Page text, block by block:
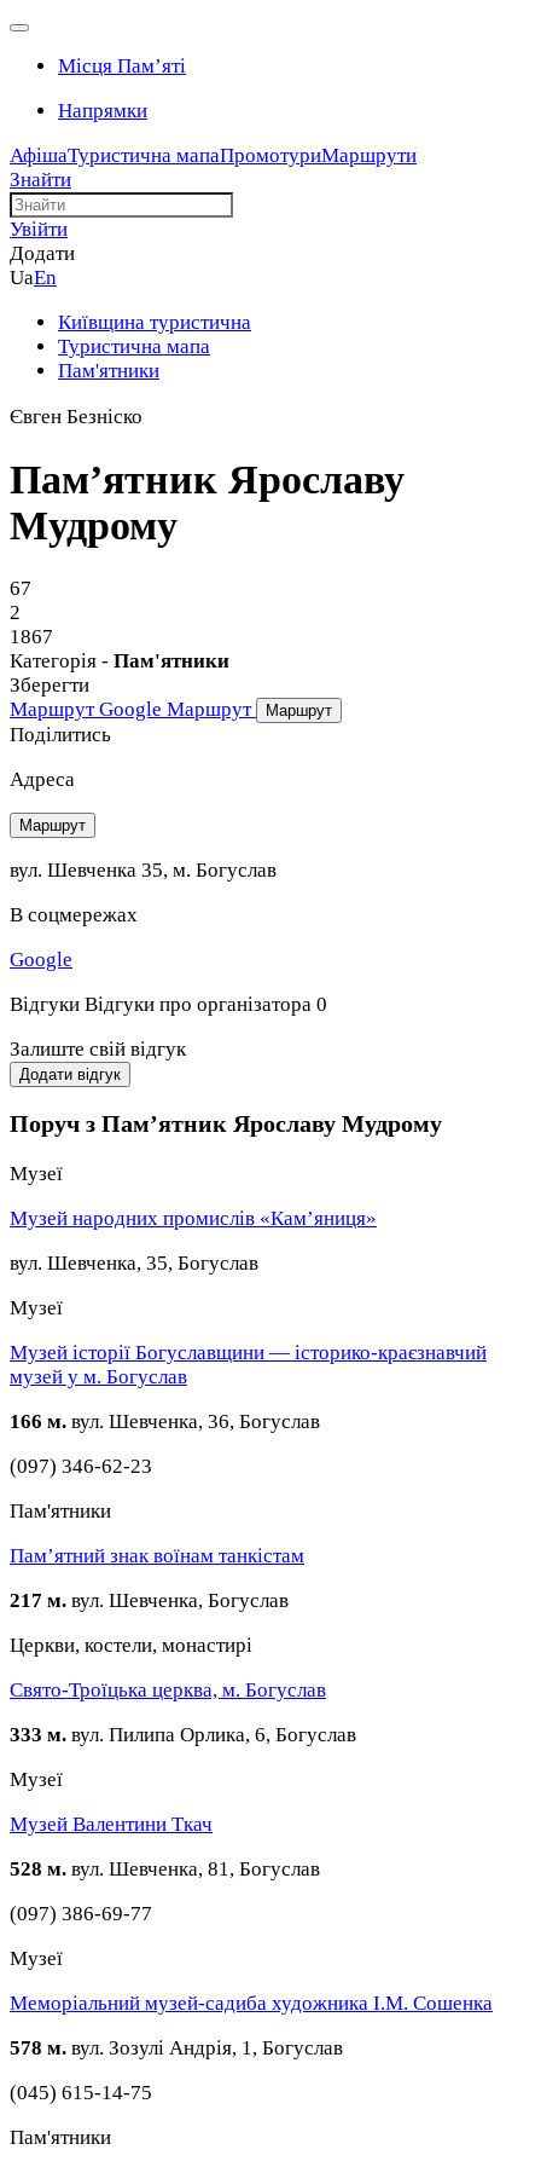
Місця Памʼяті
Напрямки
АфішаТуристична мапаПромотуриМаршрути
Знайти
Увійти
Додати
UaEn
Київщина туристична
Туристична мапа
Пам'ятники
Євген Безніско
Пам’ятник Ярославу
Мудрому
67
2
1867
Категорія - Пам'ятники
Зберегти
Маршрут Google Маршрут Маршрут
Поділитись
Адреса
Маршрут
вул. Шевченка 35, м. Богуслав
В соцмережах
Google
Відгуки Відгуки про організатора 0
Залиште свій відгук
Додати відгук
Поруч з Пам’ятник Ярославу Мудрому
Музеї
Музей народних промислів «Кам’яниця»
вул. Шевченка, 35, Богуслав
Музеї
Музей історії Богуславщини — історико-краєзнавчий
музей у м. Богуслав
166 м. вул. Шевченка, 36, Богуслав
(097) 346-62-23
Пам'ятники
Пам’ятний знак воїнам танкістам
217 м. вул. Шевченка, Богуслав
Церкви, костели, монастирі
Свято-Троїцька церква, м. Богуслав
333 м. вул. Пилипа Орлика, 6, Богуслав
Музеї
Музей Валентини Ткач
528 м. вул. Шевченка, 81, Богуслав
(097) 386-69-77
Музеї
Меморіальний музей-садиба художника І.М. Сошенка
578 м. вул. Зозулі Андрія, 1, Богуслав
(045) 615-14-75
Пам'ятники